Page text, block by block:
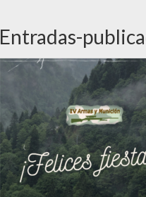
Entradas-